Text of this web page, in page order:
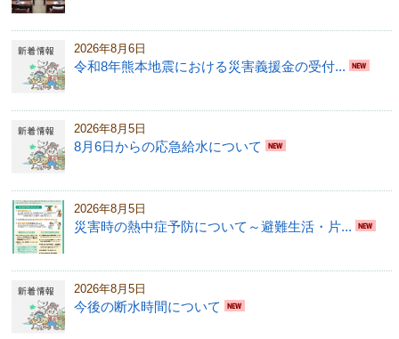
2026年8月6日
令和8年熊本地震における災害義援金の受付...
2026年8月5日
8月6日からの応急給水について
2026年8月5日
災害時の熱中症予防について～避難生活・片...
2026年8月5日
今後の断水時間について